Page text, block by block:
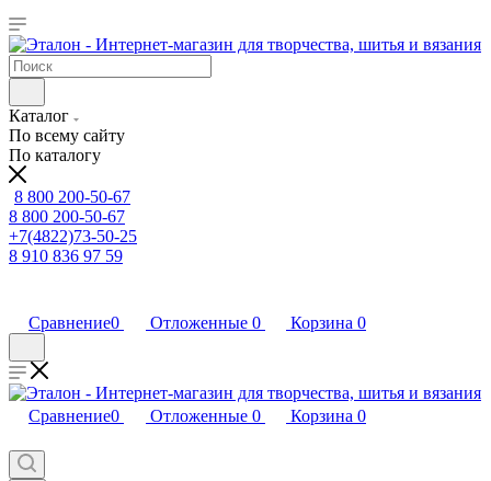
Каталог
По всему сайту
По каталогу
8 800 200-50-67
8 800 200-50-67
+7(4822)73-50-25
8 910 836 97 59
Сравнение0 Отложенные 0 Корзина 0
Сравнение0 Отложенные 0 Корзина 0